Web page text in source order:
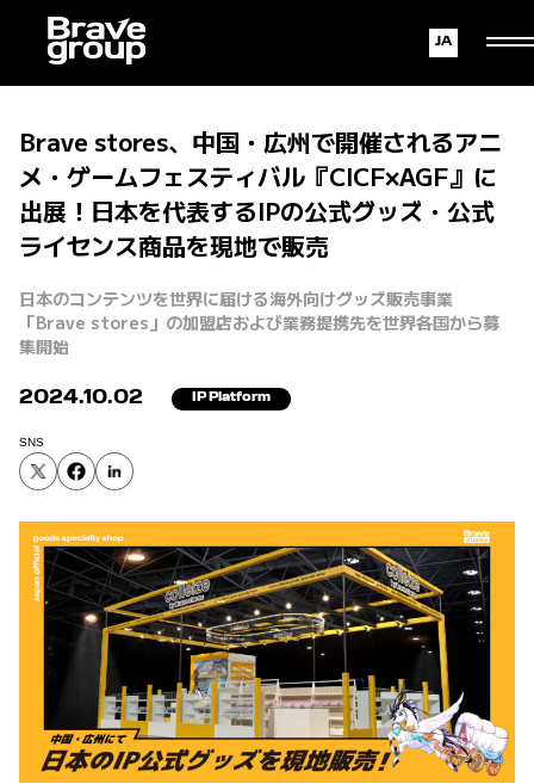
English
Japanese
Brave stores、中国・広州で開催されるアニ
メ・ゲームフェスティバル『CICF×AGF』に
出展！日本を代表するIPの公式グッズ・公式
ライセンス商品を現地で販売
日本のコンテンツを世界に届ける海外向けグッズ販売事業
「Brave stores」の加盟店および業務提携先を世界各国から募
集開始
2024.10.02 IP Platform
SNS